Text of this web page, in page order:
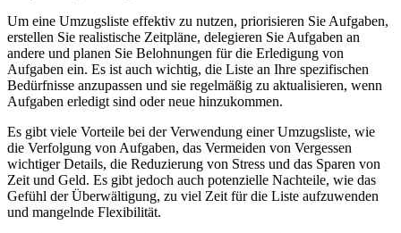
Um eine Umzugsliste effektiv zu nutzen, priorisieren Sie Aufgaben,
erstellen Sie realistische Zeitpläne, delegieren Sie Aufgaben an
andere und planen Sie Belohnungen für die Erledigung von
Aufgaben ein. Es ist auch wichtig, die Liste an Ihre spezifischen
Bedürfnisse anzupassen und sie regelmäßig zu aktualisieren, wenn
Aufgaben erledigt sind oder neue hinzukommen.
Es gibt viele Vorteile bei der Verwendung einer Umzugsliste, wie
die Verfolgung von Aufgaben, das Vermeiden von Vergessen
wichtiger Details, die Reduzierung von Stress und das Sparen von
Zeit und Geld. Es gibt jedoch auch potenzielle Nachteile, wie das
Gefühl der Überwältigung, zu viel Zeit für die Liste aufzuwenden
und mangelnde Flexibilität.